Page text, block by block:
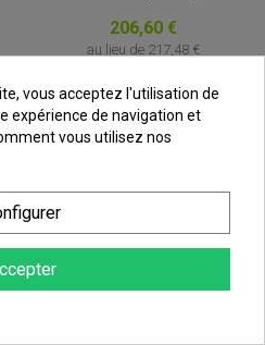
206,60 €
au lieu de 217,48 €
vous acceptez l'utilisation de
expérience de navigation et
vous utilisez nos